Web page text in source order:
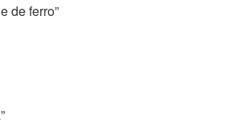
de ferro”